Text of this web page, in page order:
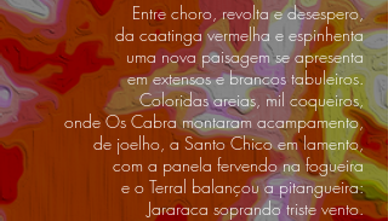
Entre choro, revolta e desespero,
da caatinga vermelha e espinhenta
uma nova paisagem se apresenta
em extensos e brancos tabuleiros.
Coloridas areias, mil coqueiros,
onde Os Cabra montaram acampamento,
de joelho, a Santo Chico em lamento,
com a panela fervendo na fogueira
e o Terral balançou a pitangueira:
Jararaca soprando triste vento.